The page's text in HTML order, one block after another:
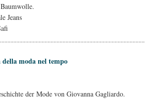
Jeans
moda nel tempo
der Mode von Giovanna Gagliardo.